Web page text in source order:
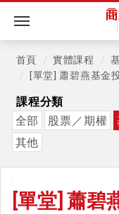
Toggle
navigation
首頁 實體課程
[單堂] 蕭碧燕基金
課程分類
全部
股票／期權
其他
[單堂] 蕭碧